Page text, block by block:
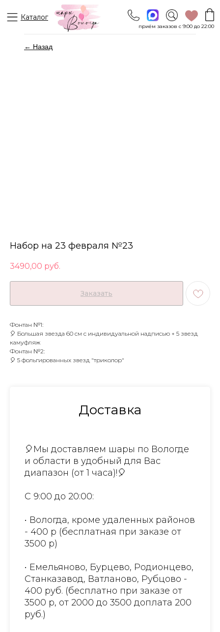
Каталог
приём заказов с 9:00 до 22:00
← Назад
Набор на 23 февраля №23
3490,00 руб.
Заказать
Фонтан №1:
🎈 Большая звезда 60 см с индивидуальной надписью + 5 звезд
камуфляж
Фонтан №2:
🎈 5 фольгированных звезд "триколор"
Доставка
🎈Мы доставляем шары по Вологде
и области в удобный для Вас
диапазон (от 1 часа)!🎈
С 9:00 до 20:00:
• Вологда, кроме удаленных районов
- 400 р (бесплатная при заказе от
3500 р)
• Емельяново, Бурцево, Родионцево,
Станказавод, Ватланово, Рубцово -
400 руб. (бесплатно при заказе от
3500 р, от 2000 до 3500 доплата 200
руб.)